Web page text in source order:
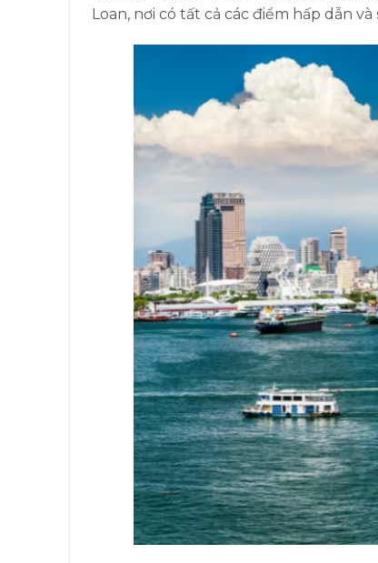
Loan, nơi có tất cả các điểm hấp dẫn